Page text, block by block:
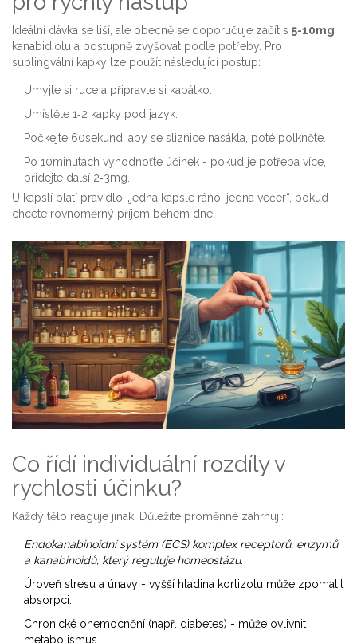
Ideální dávka se liší, ale obecně se doporučuje začít s 5-10mg
kanabidiolu a postupně zvyšovat podle potřeby. Pro
sublingvální kapky lze použít následující postup:
Umyjte si ruce a připravte si kapátko.
Umístěte 1‑2 kapky pod jazyk.
Počkejte 60sekund, aby se sliznice nasákla, poté polkněte.
Po 10minutách vyhodnoťte účinek - pokud je potřeba více,
přidejte další 2‑3mg.
U kapslí platí pravidlo „jedna kapsle ráno, jedna večer“, pokud
chcete rovnoměrný příjem během dne.
Co řídí individuální rozdíly v
rychlosti účinku?
Každý tělo reaguje jinak. Důležité proměnné zahrnují:
Endokanabinoidní systém (ECS) komplex receptorů, enzymů
a kanabinoidů, který reguluje homeostázu.
Úroveň stresu a únavy - vyšší hladina kortizolu může zpomalit
absorpci.
Chronické onemocnění (např. diabetes) - může ovlivnit
metabolismus.